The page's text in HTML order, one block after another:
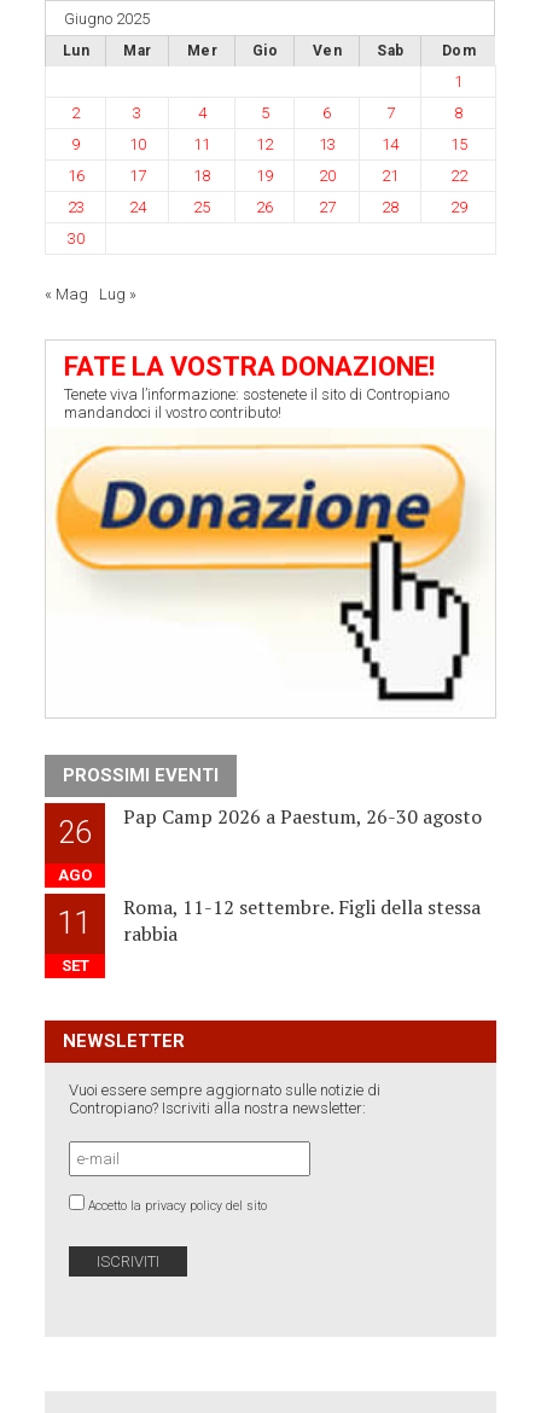
Giugno 2025
Lun Mar Mer Gio Ven Sab Dom
1
2
3 4 5 6 7
8
9
10 11 12 13 14
15
16
17 18 19 20 21
22
23
24 25 26 27 28
29
30
« Mag Lug »
FATE LA VOSTRA DONAZIONE!
Tenete viva l’informazione: sostenete il sito di Contropiano
mandandoci il vostro contributo!
PROSSIMI EVENTI
26
AGO
Pap Camp 2026 a Paestum, 26-30 agosto
11
SET
Roma, 11-12 settembre. Figli della stessa
rabbia
NEWSLETTER
Vuoi essere sempre aggiornato sulle notizie di
Contropiano? Iscriviti alla nostra newsletter:
Accetto la privacy policy del sito